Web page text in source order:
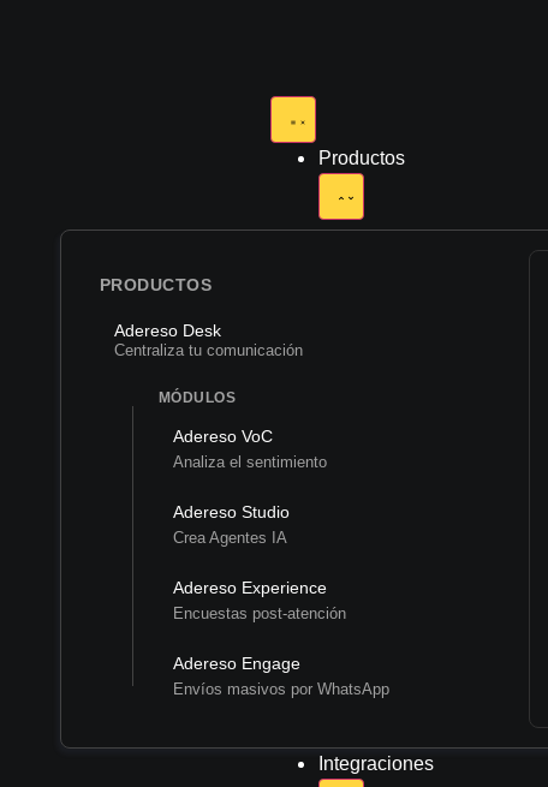
Productos
PRODUCTOS
Adereso Desk
Centraliza tu comunicación
MÓDULOS
Adereso VoC
Analiza el sentimiento
Adereso Studio
Crea Agentes IA
Adereso Experience
Encuestas post-atención
Adereso Engage
Envíos masivos por WhatsApp
Integraciones